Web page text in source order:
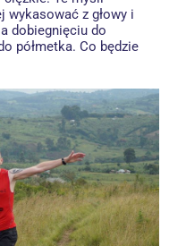
wykasować z głowy i
dobiegnięciu do
półmetka. Co będzie